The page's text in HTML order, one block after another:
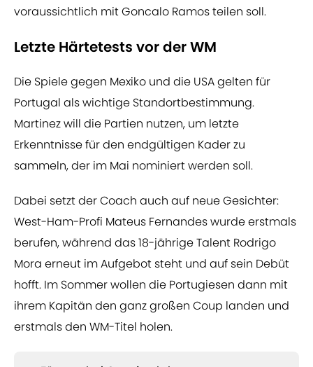
voraussichtlich mit Goncalo Ramos teilen soll.
Letzte Härtetests vor der WM
Die Spiele gegen Mexiko und die USA gelten für
Portugal als wichtige Standortbestimmung.
Martinez will die Partien nutzen, um letzte
Erkenntnisse für den endgültigen Kader zu
sammeln, der im Mai nominiert werden soll.
Dabei setzt der Coach auch auf neue Gesichter:
West-Ham-Profi Mateus Fernandes wurde erstmals
berufen, während das 18-jährige Talent Rodrigo
Mora erneut im Aufgebot steht und auf sein Debüt
hofft. Im Sommer wollen die Portugiesen dann mit
ihrem Kapitän den ganz großen Coup landen und
erstmals den WM-Titel holen.